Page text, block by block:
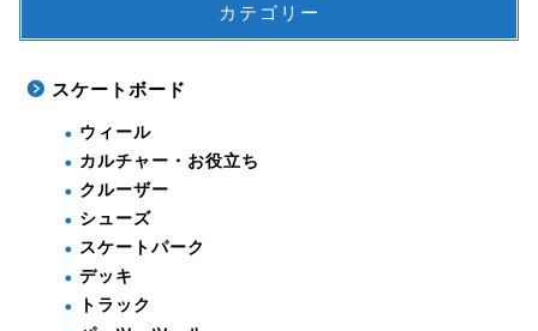
カテゴリー
スケートボード
ウィール
カルチャー・お役立ち
クルーザー
シューズ
スケートパーク
デッキ
トラック